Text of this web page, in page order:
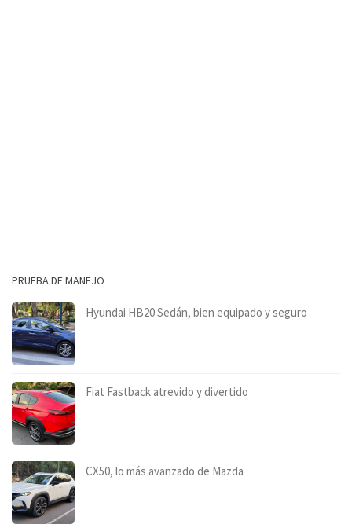
PRUEBA DE MANEJO
Hyundai HB20 Sedán, bien equipado y seguro
Fiat Fastback atrevido y divertido
CX50, lo más avanzado de Mazda